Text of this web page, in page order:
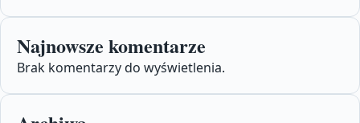
Najnowsze komentarze
Brak komentarzy do wyświetlenia.